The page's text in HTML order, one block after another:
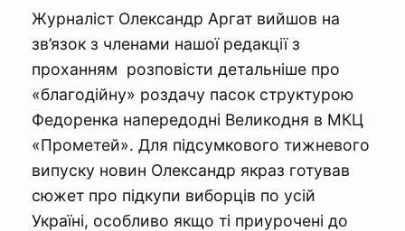
Журналіст Олександр Аргат вийшов на
зв’язок з членами нашої редакції з
проханням розповісти детальніше про
«благодійну» роздачу пасок структурою
Федоренка напередодні Великодня в МКЦ
«Прометей». Для підсумкового тижневого
випуску новин Олександр якраз готував
сюжет про підкупи виборців по усій
Україні, особливо якщо ті приурочені до